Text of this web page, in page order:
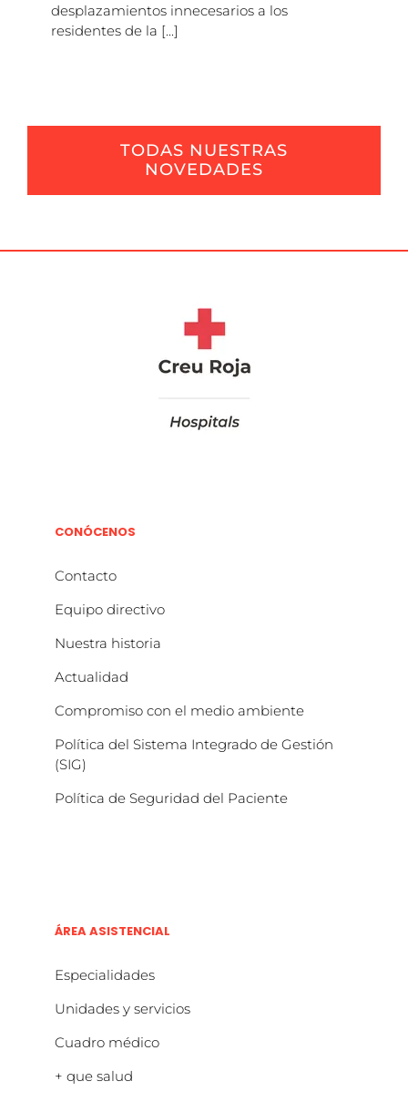
desplazamientos innecesarios a los
residentes de la [...]
TODAS NUESTRAS
NOVEDADES
CONÓCENOS
Contacto
Equipo directivo
Nuestra historia
Actualidad
Compromiso con el medio ambiente
Política del Sistema Integrado de Gestión
(SIG)
Política de Seguridad del Paciente
ÁREA ASISTENCIAL
Especialidades
Unidades y servicios
Cuadro médico
+ que salud